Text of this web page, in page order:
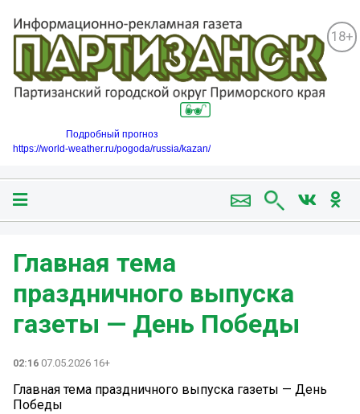
18+
Подробный прогноз
https://world-weather.ru/pogoda/russia/kazan/
Главная тема
праздничного выпуска
газеты — День Победы
02:16 07.05.2026 16+
Главная тема праздничного выпуска газеты — День
Победы